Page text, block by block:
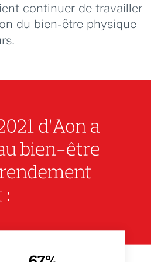
continuer de travailler
du bien-être physique